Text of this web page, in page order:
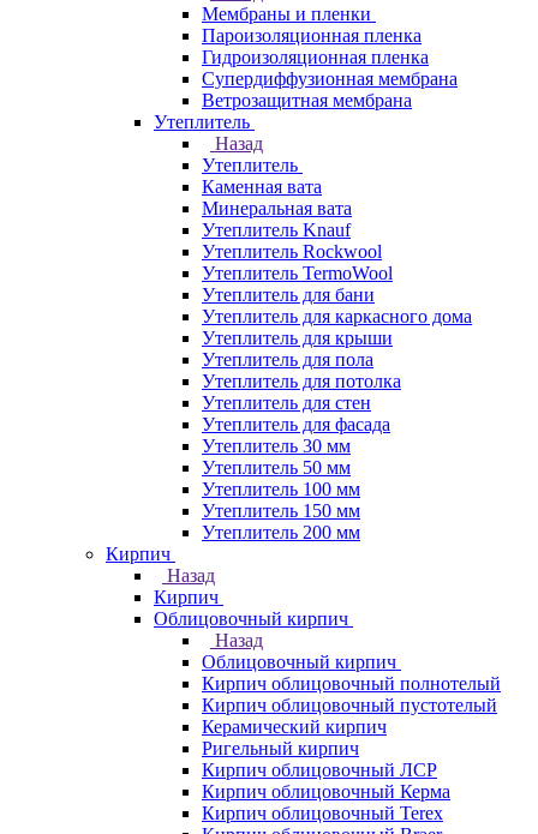
Мембраны и пленки
Пароизоляционная пленка
Гидроизоляционная пленка
Супердиффузионная мембрана
Ветрозащитная мембрана
Утеплитель
Назад
Утеплитель
Каменная вата
Минеральная вата
Утеплитель Knauf
Утеплитель Rockwool
Утеплитель TermoWool
Утеплитель для бани
Утеплитель для каркасного дома
Утеплитель для крыши
Утеплитель для пола
Утеплитель для потолка
Утеплитель для стен
Утеплитель для фасада
Утеплитель 30 мм
Утеплитель 50 мм
Утеплитель 100 мм
Утеплитель 150 мм
Утеплитель 200 мм
Кирпич
Назад
Кирпич
Облицовочный кирпич
Назад
Облицовочный кирпич
Кирпич облицовочный полнотелый
Кирпич облицовочный пустотелый
Керамический кирпич
Ригельный кирпич
Кирпич облицовочный ЛСР
Кирпич облицовочный Керма
Кирпич облицовочный Terex